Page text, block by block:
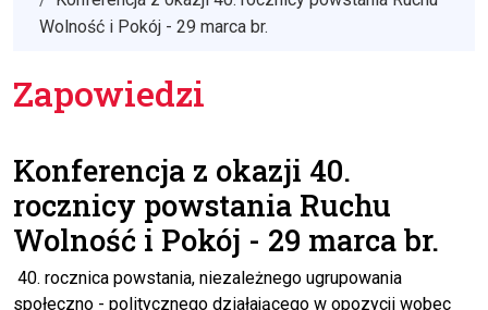
Wolność i Pokój - 29 marca br.
Zapowiedzi
Konferencja z okazji 40.
rocznicy powstania Ruchu
Wolność i Pokój - 29 marca br.
40. rocznica powstania, niezależnego ugrupowania
społeczno - politycznego działającego w opozycji wobec